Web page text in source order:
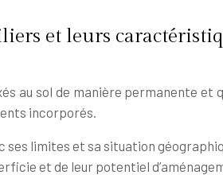
et leurs
au sol de manière permanente
incorporés.
limites et sa situation
et de leur potentiel